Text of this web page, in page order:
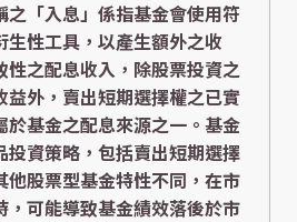
之「入息」係指基金會使用符
生性工具，以產生額外之收
性之配息收入，除股票投資之
益外，賣出短期選擇權之已實
於基金之配息來源之一。基金
投資策略，包括賣出短期選擇
他股票型基金特性不同，在市
，可能導致基金績效落後於市